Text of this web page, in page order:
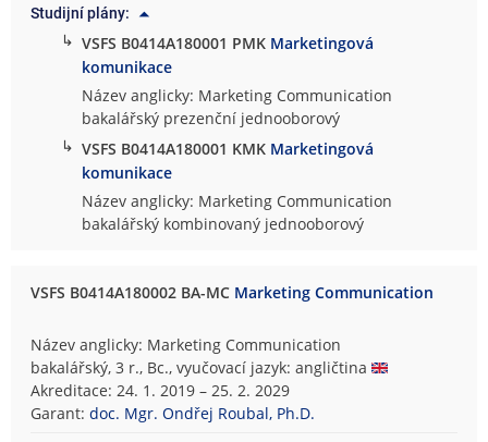
Studijní plány:
↳ VSFS B0414A180001 PMK Marketingová
komunikace
Název anglicky: Marketing Communication
bakalářský prezenční jednooborový
↳ VSFS B0414A180001 KMK Marketingová
komunikace
Název anglicky: Marketing Communication
bakalářský kombinovaný jednooborový
VSFS B0414A180002 BA-MC Marketing Communication
Název anglicky: Marketing Communication
bakalářský, 3 r., Bc., vyučovací jazyk: angličtina
Akreditace: 24. 1. 2019 – 25. 2. 2029
Garant:doc. Mgr. Ondřej Roubal, Ph.D.